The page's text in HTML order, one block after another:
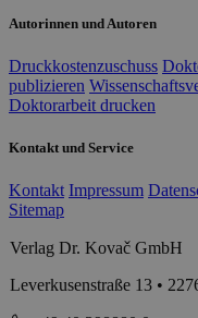
Autorinnen und Autoren
Druckkostenzuschuss
publizieren
Doktorarbeit drucken
Kontakt und Service
Kontakt Impressum
Sitemap
Verlag Dr. Kovač GmbH
Leverkusenstraße 13 •